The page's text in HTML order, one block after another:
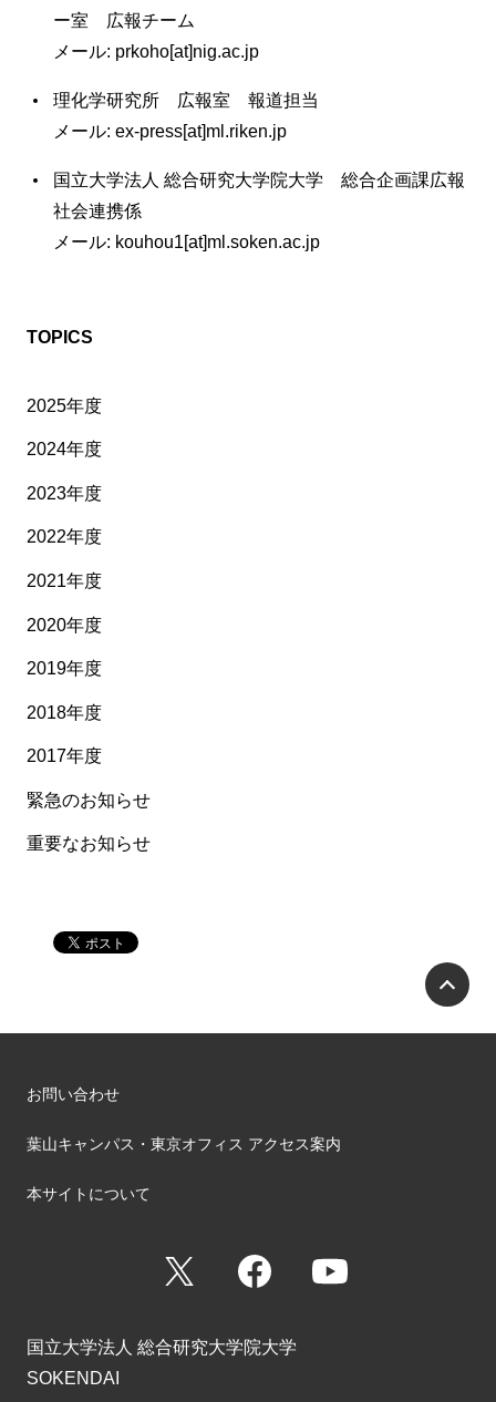
ー室 広報チーム
メール: prkoho[at]nig.ac.jp
理化学研究所 広報室 報道担当
メール: ex-press[at]ml.riken.jp
国立大学法人 総合研究大学院大学 総合企画課広報
社会連携係
メール: kouhou1[at]ml.soken.ac.jp
TOPICS
2025年度
2024年度
2023年度
2022年度
2021年度
2020年度
2019年度
2018年度
2017年度
緊急のお知らせ
重要なお知らせ
お問い合わせ
葉山キャンパス・東京オフィス アクセス案内
本サイトについて
Facebook
国立大学法人 総合研究大学院大学
SOKENDAI